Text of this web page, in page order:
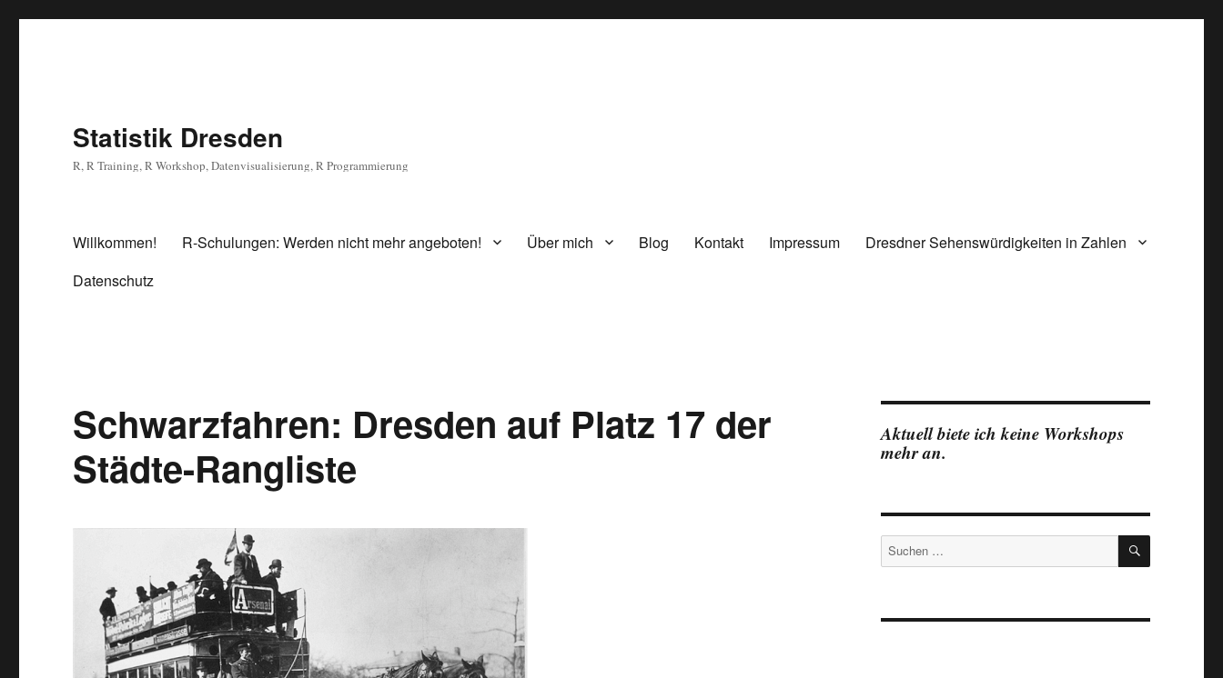
Statistik Dresden
R, R Training, R Workshop, Datenvisualisierung, R Programmierung
Willkommen! R-Schulungen: Werden nicht mehr angeboten! Über mich Blog Kontakt Impressum
Dresdner Sehenswürdigkeiten in Zahlen
Datenschutz
Schwarzfahren: Dresden auf Platz 17 der
Städte-Rangliste
Aktuell biete ich keine Workshops
mehr an.
Suchen
nach:
SUCHEN